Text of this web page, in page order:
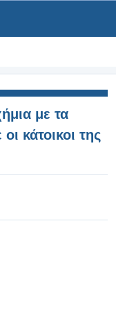
με τα
κάτοικοι της